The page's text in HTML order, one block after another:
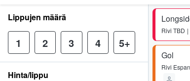
Rivi TBD
Gol
Rivi
Lippujen määrä
1 2 3 4 5+
Hinta/lippu